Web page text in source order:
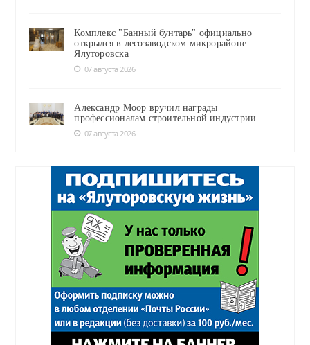
Комплекс "Банный бунтарь" официально
открылся в лесозаводском микрорайоне
Ялуторовска
07 августа 2026
Александр Моор вручил награды
профессионалам строительной индустрии
07 августа 2026